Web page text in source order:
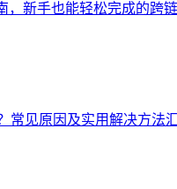
，新手也能轻松完成的跨
常见原因及实用解决方法